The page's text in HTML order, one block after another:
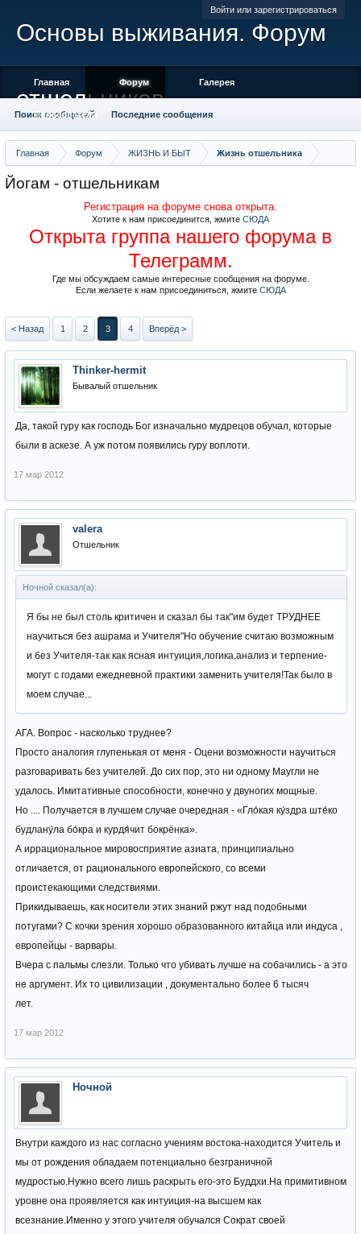
Войти или зарегистрироваться
Главная Форум ЖИЗНЬ И БЫТ Жизнь отшельника
Йогам - отшельникам
Регистрация на форуме снова открыта.
Хотите к нам присоединится, жмите СЮДА
Открыта группа нашего форума в
Телеграмм.
Где мы обсуждаем самые интересные сообщения на форуме.
Если желаете к нам присоединиться, жмите СЮДА
< Назад 1 2 3 4 Вперёд >
Thinker-hermit
Бывалый отшельник
Да, такой гуру как господь Бог изначально мудрецов обучал, которые
были в аскезе. А уж потом появились гуру воплоти.
17 мар 2012
valera
Отшельник
Ночной сказал(а):
Я бы не был столь критичен и сказал бы так"им будет ТРУДНЕЕ
научиться без ашрама и Учителя"Но обучение считаю возможным
и без Учителя-так как ясная интуиция,логика,анализ и терпение-
могут с годами ежедневной практики заменить учителя!Так было в
моем случае...
АГА. Вопрос - насколько труднее?
Просто аналогия глупенькая от меня - Оцени возможности научиться
разговаривать без учителей. До сих пор, это ни одному Маугли не
удалось. Имитативные способности, конечно у двуногих мощные.
Но .... Получается в лучшем случае очередная - «Гло́кая ку́здра ште́ко
будлану́ла бо́кра и курдя́чит бокрёнка».
А иррациональное мировосприятие азиата, принципиально
отличается, от рационального европейского, со всеми
проистекающими следствиями.
Прикидываешь, как носители этих знаний ржут над подобными
потугами? С кочки зрения хорошо образованного китайца или индуса ,
европейцы - варвары.
Вчера с пальмы слезли. Только что убивать лучше на собачились - а это
не аргумент. Их то цивилизации , документально более 6 тысяч
лет.
17 мар 2012
Ночной
Внутри каждого из нас согласно учениям востока-находится Учитель и
мы от рождения обладаем потенциально безграничной
мудростью.Нужно всего лишь раскрыть его-это Буддхи.На примитивном
уровне она проявляется как интуиция-на высшем как
всезнание.Именно у этого учителя обучался Сократ своей
Основы выживания. Форум
отшельников
Главная Форум
Поиск сообщений Последние сообщения
Галерея
Пользователи